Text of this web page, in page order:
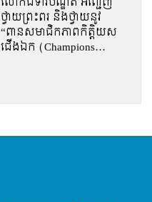
ថ្វាយព្រះពរ និងថ្វាយនូវ
“ពានសមាជិកភាពកិត្តិយស
ជើងឯក (Champions…